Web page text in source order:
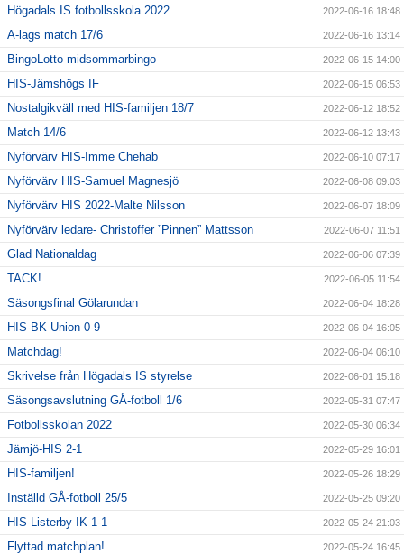
Högadals IS fotbollsskola 2022 2022-06-16 18:48
A-lags match 17/6 2022-06-16 13:14
BingoLotto midsommarbingo 2022-06-15 14:00
HIS-Jämshögs IF 2022-06-15 06:53
Nostalgikväll med HIS-familjen 18/7 2022-06-12 18:52
Match 14/6 2022-06-12 13:43
Nyförvärv HIS-Imme Chehab 2022-06-10 07:17
Nyförvärv HIS-Samuel Magnesjö 2022-06-08 09:03
Nyförvärv HIS 2022-Malte Nilsson 2022-06-07 18:09
Nyförvärv ledare- Christoffer ”Pinnen” Mattsson 2022-06-07 11:51
Glad Nationaldag 2022-06-06 07:39
TACK! 2022-06-05 11:54
Säsongsfinal Gölarundan 2022-06-04 18:28
HIS-BK Union 0-9 2022-06-04 16:05
Matchdag! 2022-06-04 06:10
Skrivelse från Högadals IS styrelse 2022-06-01 15:18
Säsongsavslutning GÅ-fotboll 1/6 2022-05-31 07:47
Fotbollsskolan 2022 2022-05-30 06:34
Jämjö-HIS 2-1 2022-05-29 16:01
HIS-familjen! 2022-05-26 18:29
Inställd GÅ-fotboll 25/5 2022-05-25 09:20
HIS-Listerby IK 1-1 2022-05-24 21:03
Flyttad matchplan! 2022-05-24 16:45